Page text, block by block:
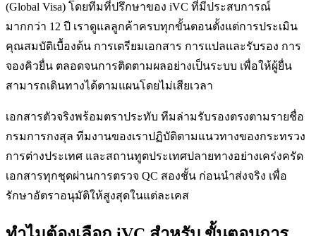
(Global Visa) โดยทีมที่ปรึกษาของ iVC ที่มีประสบการณ์
มากกว่า 12 ปี เราดูแลลูกค้าครบทุกขั้นตอนตั้งแต่การประเมิน
คุณสมบัติเบื้องต้น การเตรียมเอกสาร การแปลและรับรอง การ
จองคิวยื่น ตลอดจนการติดตามผลอย่างเป็นระบบ เพื่อให้ผู้ยื่น
สามารถเดินทางได้ตามแผนโดยไม่เสียเวลา
เอกสารตัวจริงพร้อมตราประทับ ทีมล่ามรับรองตรงตามรายชื่อ
กรมการกงสุล ทีมงานของเราปฏิบัติตามแนวทางของกระทรวง
การต่างประเทศ และสถานทูตประเทศปลายทางอย่างเคร่งครัด
เอกสารทุกชุดผ่านการตรวจ QC สองชั้น ก่อนนำส่งจริง เพื่อ
รักษาอัตราอนุมัติให้สูงสุดในแต่ละเคส